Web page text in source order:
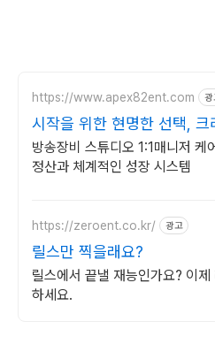
https://www.apex82ent.com 광
시작을 위한 현명한 선택, 크
BJ 상시 모집
방송장비 스튜디오 1:1매니저 케
정산과 체계적인 성장 시스템
https://zeroent.co.kr/ 광고
릴스만 찍을래요?
릴스에서 끝낼 재능인가요? 이
하세요.